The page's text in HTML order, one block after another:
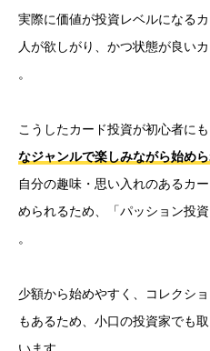
実際に価値が投資レベルになる
人が欲しがり、かつ状態が良い
。
こうしたカード投資が初心者に
なジャンルで楽しみながら始め
自分の趣味・思い入れのあるカ
められるため、「パッション投
。
少額から始めやすく、コレクシ
もあるため、小口の投資家でも